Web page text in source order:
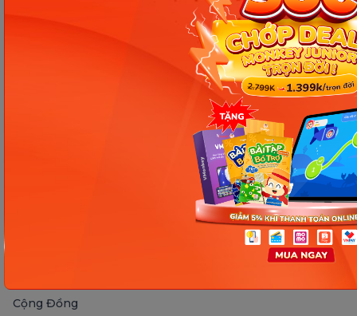
Thành Tựu Nổi Bật
Tin Tức
Liên Hệ
Tuyển Dụng
Điều Khoản Sử Dụng
Chính Sách Bảo Mật
Đăng Ký Đại Lý
Cộng Đồng